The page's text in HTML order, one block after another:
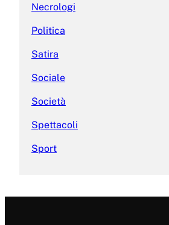
Necrologi
Politica
Satira
Sociale
Società
Spettacoli
Sport